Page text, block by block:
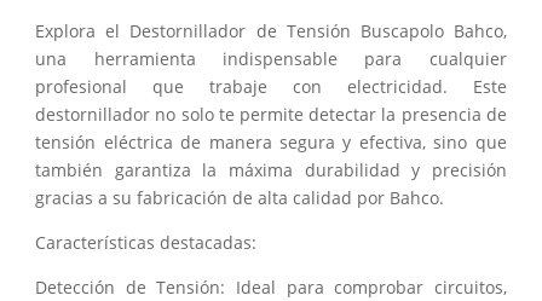
Explora el Destornillador de Tensión Buscapolo Bahco,
una herramienta indispensable para cualquier
profesional que trabaje con electricidad. Este
destornillador no solo te permite detectar la presencia de
tensión eléctrica de manera segura y efectiva, sino que
también garantiza la máxima durabilidad y precisión
gracias a su fabricación de alta calidad por Bahco.
Características destacadas:
Detección de Tensión: Ideal para comprobar circuitos,